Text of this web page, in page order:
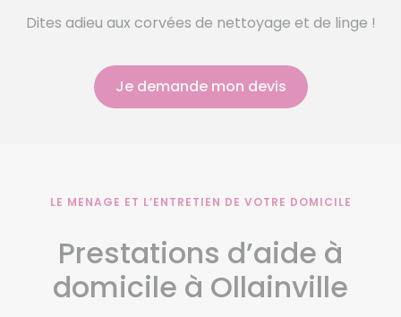
Dites adieu aux corvées de nettoyage et de linge !
Je demande mon devis
LE MENAGE ET L’ENTRETIEN DE VOTRE DOMICILE
Prestations d’aide à
domicile à Ollainville